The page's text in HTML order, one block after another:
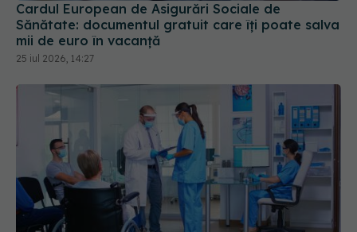
Cardul European de Asigurări Sociale de
Sănătate: documentul gratuit care îți poate salva
mii de euro în vacanță
25 iul 2026, 14:27